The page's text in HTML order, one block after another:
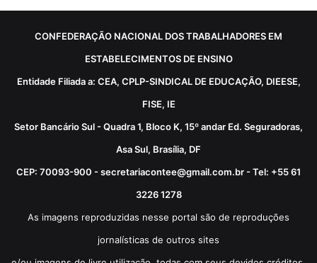
CONFEDERAÇÃO NACIONAL DOS TRABALHADORES EM
ESTABELECIMENTOS DE ENSINO
Entidade Filiada a: CEA, CPLP-SINDICAL DE EDUCAÇÃO, DIEESE,
FISE, IE
Setor Bancário Sul - Quadra 1, Bloco K, 15º andar Ed. Seguradoras,
Asa Sul, Brasília, DF
CEP: 70093-900 - secretariacontee@gmail.com.br - Tel: +55 61
3226 1278
As imagens reproduzidas nesse portal são de reproduções
jornalísticas de outros sites